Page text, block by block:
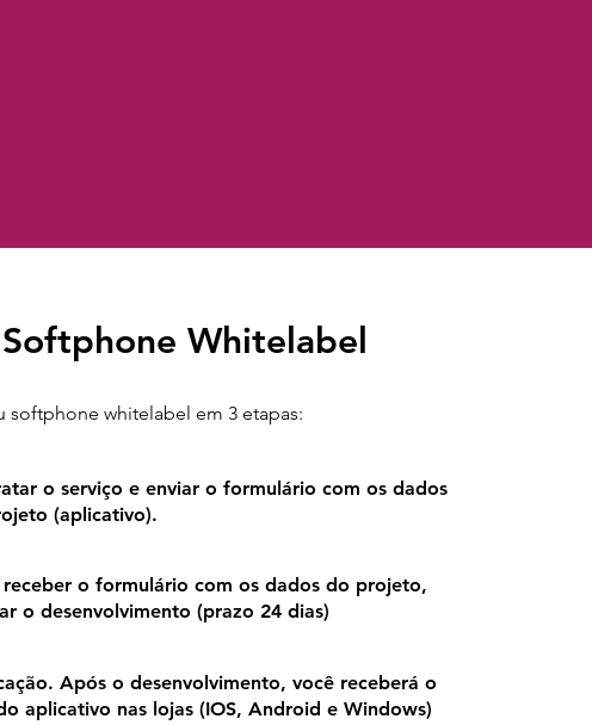
Softphone Whitelabel
softphone whitelabel em 3 etapas:
o serviço​ e enviar o formulário com os dados
(aplicativo).
o formulário com os dados do projeto,
desenvolvimento (prazo 24 dias)
Após o desenvolvimento, você receberá o
nas lojas (IOS, Android e Windows)